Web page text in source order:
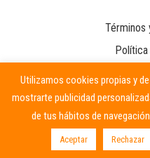
Términos
Utilizamos cookies propias y
mostrarte publicidad
de tus hábitos de
Aceptar Rechazar